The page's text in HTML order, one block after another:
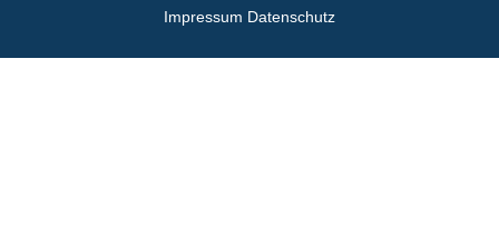
Impressum Datenschutz